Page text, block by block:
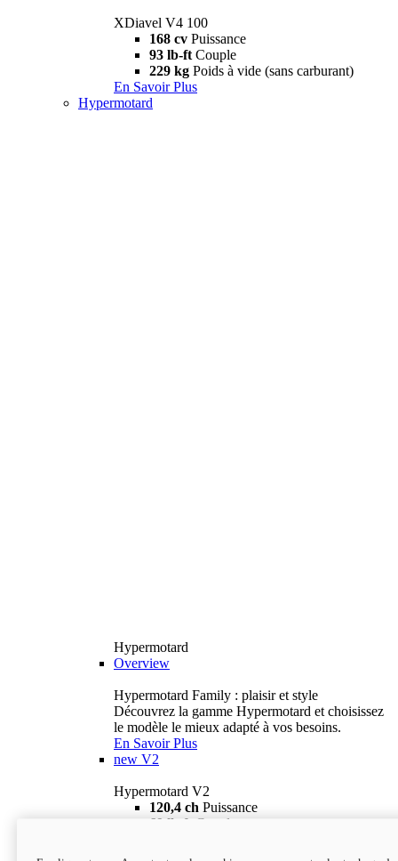
XDiavel V4 100
168 cv Puissance
93 lb-ft Couple
229 kg Poids à vide (sans carburant)
En Savoir Plus
Hypermotard
Hypermotard
Overview
Hypermotard Family : plaisir et style
Découvrez la gamme Hypermotard et choisissez
le modèle le mieux adapté à vos besoins.
En Savoir Plus
new V2
Hypermotard V2
120,4 ch Puissance
69 lb-ft
Couple
18 895 $